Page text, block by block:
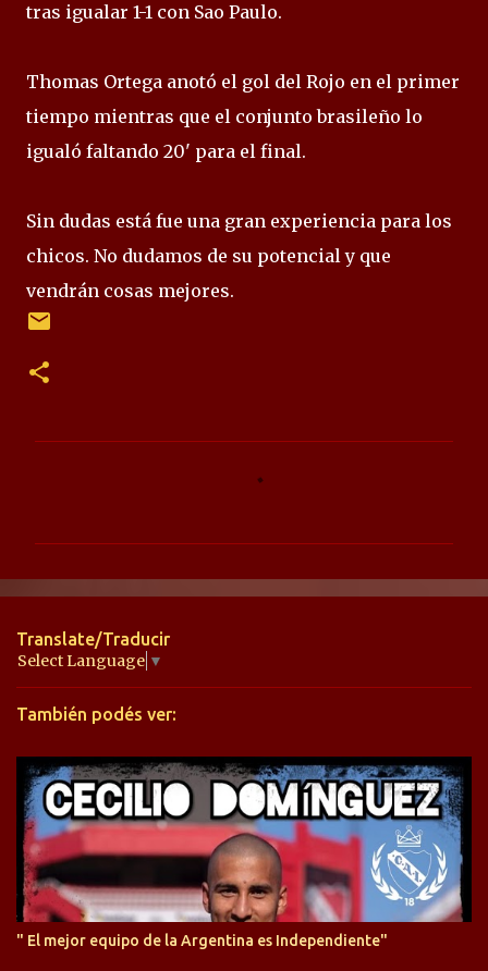
tras igualar 1-1 con Sao Paulo.
Thomas Ortega anotó el gol del Rojo en el primer
tiempo mientras que el conjunto brasileño lo
igualó faltando 20' para el final.
Sin dudas está fue una gran experiencia para los
chicos. No dudamos de su potencial y que
vendrán cosas mejores.
n
a
r
i
s
Translate/Traducir
Select Language ▼
También podés ver:
" El mejor equipo de la Argentina es Independiente"